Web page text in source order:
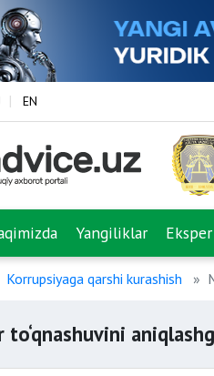
EN
Yangiliklar
Korrupsiyaga qarshi kurashish
to‘qnashuvini